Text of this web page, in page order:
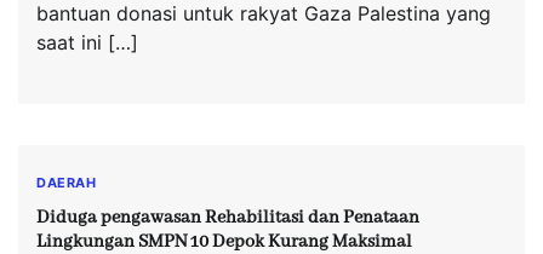
bantuan donasi untuk rakyat Gaza Palestina yang
saat ini […]
DAERAH
Diduga pengawasan Rehabilitasi dan Penataan
Lingkungan SMPN 10 Depok Kurang Maksimal